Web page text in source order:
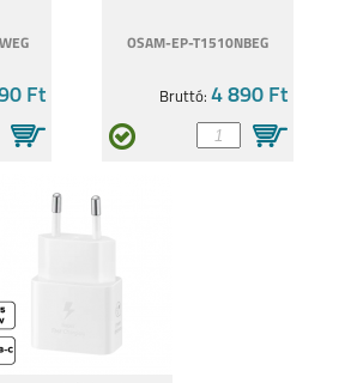
Ft
OSAM-EP-T1510NBEG
Bruttó:4 890 Ft